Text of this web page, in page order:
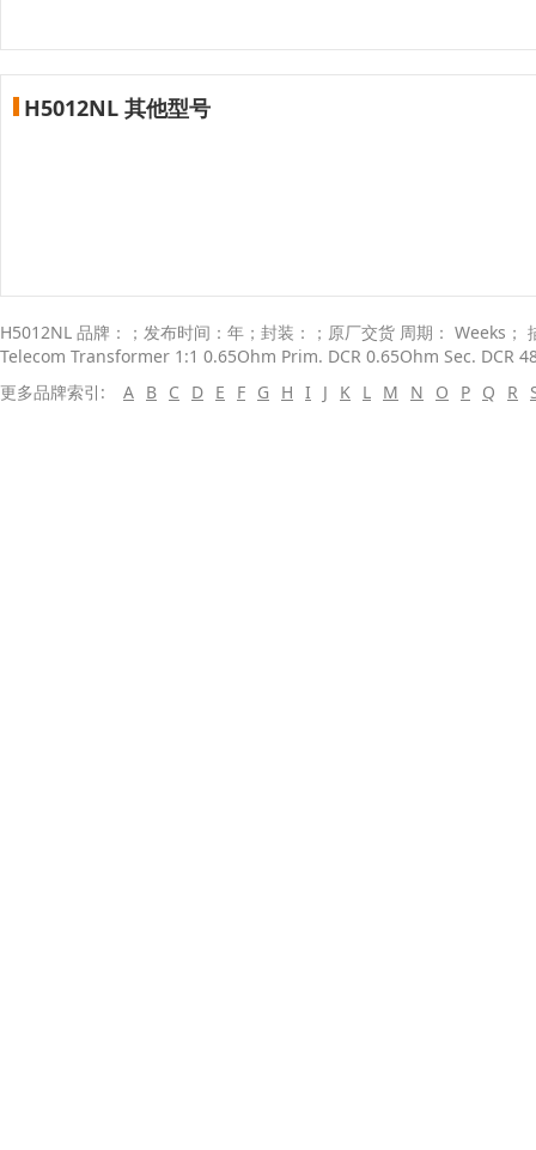
H5012NL 其他型号
H5012NL 品牌：；发布时间：年；封装：；原厂交货 周期： Weeks
Telecom Transformer 1:1 0.65Ohm Prim. DCR 0.65Ohm Sec. DCR
更多品牌索引:
A B C D E F G H I J K L M N O P Q R